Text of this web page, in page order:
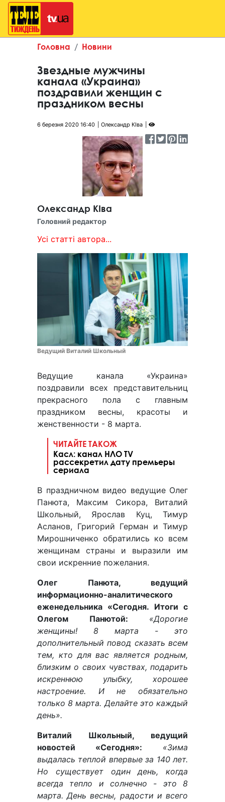
Головна Новини
Звездные мужчины
канала «Украина»
поздравили женщин с
праздником весны
6 березня 2020 16:40 Олександр КІва
Олександр КІва
Головний редактор
Усі статті автора...
Ведущий Виталий Школьный
Ведущие канала «Украина»
поздравили всех представительниц
прекрасного пола с главным
праздником весны, красоты и
женственности - 8 марта.
ЧИТАЙТЕ ТАКОЖ
Касл: канал НЛО TV
рассекретил дату премьеры
сериала
В праздничном видео ведущие Олег
Панюта, Максим Сикора, Виталий
Школьный, Ярослав Куц, Тимур
Асланов, Григорий Герман и Тимур
Мирошниченко обратились ко всем
женщинам страны и выразили им
свои искренние пожелания.
Олег Панюта, ведущий
информационно-аналитического
еженедельника «Сегодня. Итоги с
Олегом Панютой:
«Дорогие
женщины! 8 марта - это
дополнительный повод сказать всем
тем, кто для вас является родным,
близким о своих чувствах, подарить
искреннюю улыбку, хорошее
настроение. И не обязательно
только 8 марта. Делайте это каждый
день».
Виталий Школьный, ведущий
новостей «Сегодня»:
«Зима
выдалась теплой впервые за 140 лет.
Но существует один день, когда
всегда тепло и солнечно - это 8
марта. День весны, радости и всего